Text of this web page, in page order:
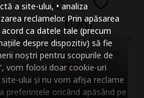
a site-ului, • analiza
reclamelor. Prin apăsarea
ca datele tale (precum
despre dispozitiv) să fie
noștri pentru scopurile de
vom folosi doar cookie-uri
ului și nu vom afișa reclame
preferințele oricând apăsând pe
Chiloti hipster fara cusaturi cu talie medie, Roz pal
PENTI
Initial: 299 lei - 40%
17997lei
Vandut de Fashion Days
Mareste spatierea
Micsoreaza
Mareste inaltimea
Micsoreaza